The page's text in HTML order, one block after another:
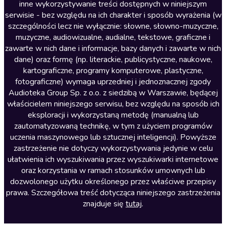
Literatura faktu
Literatura obyczajowa
Literatura piękna obca
Literatura piękna polska
Nagrania relaksacyjne
Nauka języków
Nauki humanistyczne
Podcasty i audycje
Polityka
Prasa
Religia
Romans
inne wykorzystywanie treści dostępnych w niniejszym
serwisie - bez względu na ich charakter i sposób wyrażenia (w
szczególności lecz nie wyłącznie: słowne, słowno-muzyczne,
muzyczne, audiowizualne, audialne, tekstowe, graficzne i
zawarte w nich dane i informacje, bazy danych i zawarte w nich
dane) oraz formę (np. literackie, publicystyczne, naukowe,
kartograficzne, programy komputerowe, plastyczne,
fotograficzne) wymaga uprzedniej i jednoznacznej zgody
Audioteka Group Sp. z o.o. z siedzibą w Warszawie, będącej
właścicielem niniejszego serwisu, bez względu na sposób ich
eksploracji i wykorzystaną metodę (manualną lub
zautomatyzowaną technikę, w tym z użyciem programów
uczenia maszynowego lub sztucznej inteligencji). Powyższe
zastrzeżenie nie dotyczy wykorzystywania jedynie w celu
ułatwienia ich wyszukiwania przez wyszukiwarki internetowe
oraz korzystania w ramach stosunków umownych lub
dozwolonego użytku określonego przez właściwe przepisy
prawa. Szczegółowa treść dotycząca niniejszego zastrzeżenia
znajduje się tutaj.